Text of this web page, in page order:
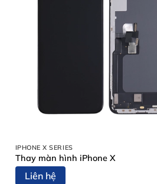
Nội Dung Bài Viết
Dấu hiệu nhận biết iPhone 15 bị
IPHONE X SERIES
Thay màn hình iPhone X
Liên hệ